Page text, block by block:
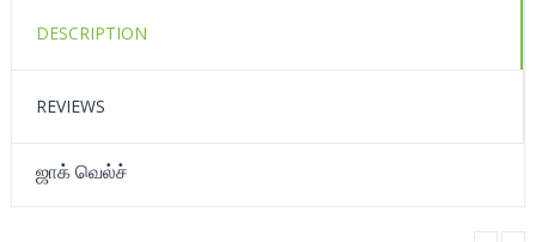
DESCRIPTION
REVIEWS
ஜாக் வெல்ச்